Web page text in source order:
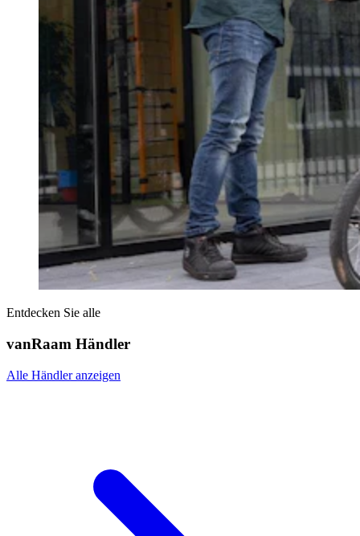
Entdecken Sie alle
vanRaam Händler
Alle Händler anzeigen